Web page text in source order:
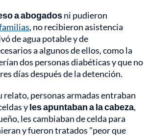
a abogadosni pudieron
, no recibieron asistencia
de agua potable y de
a algunos de ellos, como la
dos personas diabéticas y que no
días después de la detención.
relato, personas armadas entraban
yles apuntaban a la cabeza,
les cambiaban de celda para
y fueron tratados "peor que